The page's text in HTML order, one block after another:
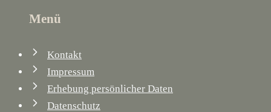
Menü
Kontakt
Impressum
Erhebung persönlicher Daten
Datenschutz